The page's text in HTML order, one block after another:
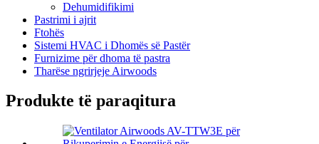
Dehumidifikimi
Pastrimi i ajrit
Ftohës
Sistemi HVAC i Dhomës së Pastër
Furnizime për dhoma të pastra
Tharëse ngrirjeje Airwoods
Produkte të paraqitura